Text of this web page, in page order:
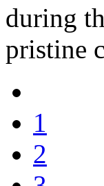
during
pristine
1
2